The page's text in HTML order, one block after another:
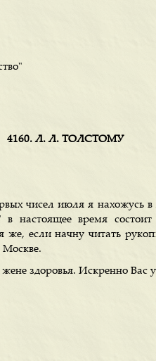
4160. Л. Л. ТОЛСТОМУ
чисел июля я нахожусь в
в настоящее время
же, если начну читать
Москве.
здоровья. Искренно